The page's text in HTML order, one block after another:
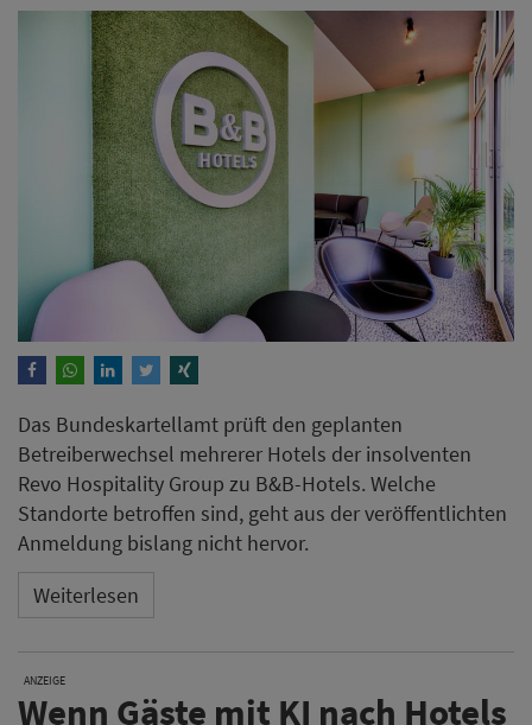
Das Bundeskartellamt prüft den geplanten
Betreiberwechsel mehrerer Hotels der insolventen
Revo Hospitality Group zu B&B-Hotels. Welche
Standorte betroffen sind, geht aus der veröffentlichten
Anmeldung bislang nicht hervor.
Weiterlesen
ANZEIGE
Wenn Gäste mit KI nach Hotels